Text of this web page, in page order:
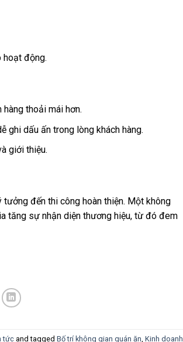
hoạt động.
thoải mái hơn.
ghi dấu ấn trong lòng khách hàng.
giới thiệu.
đến thi công hoàn thiện. Một không
tăng sự nhận diện thương hiệu, từ đó đem
tứcand tagged Bố trí không gian quán ăn, Kinh doanh